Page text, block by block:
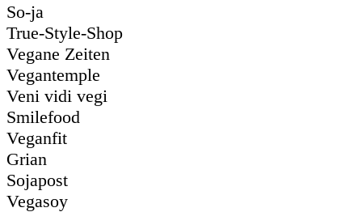
So-ja
True-Style-Shop
Vegane Zeiten
Vegantemple
Veni vidi vegi
Smilefood
Veganfit
Grian
Sojapost
Vegasoy